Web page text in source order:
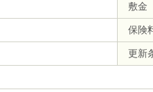
敷金
保険
更新